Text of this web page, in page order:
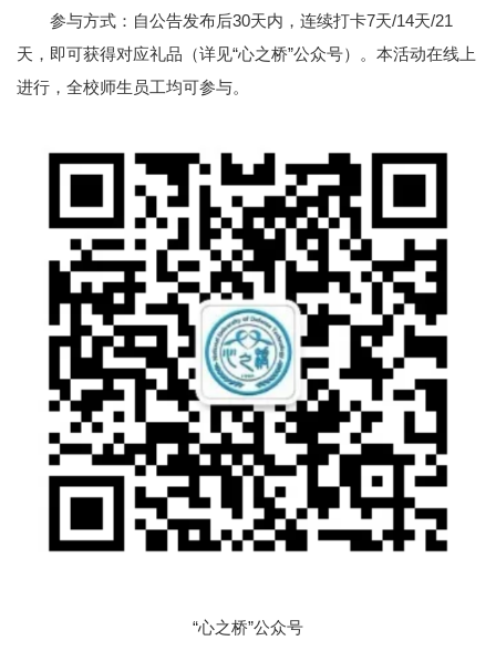
参与方式：自公告发布后30天内，连续打卡7天/14天/21
天，即可获得对应礼品（详见“心之桥”公众号）。本活动在线上
进行，全校师生员工均可参与。
“心之桥”公众号